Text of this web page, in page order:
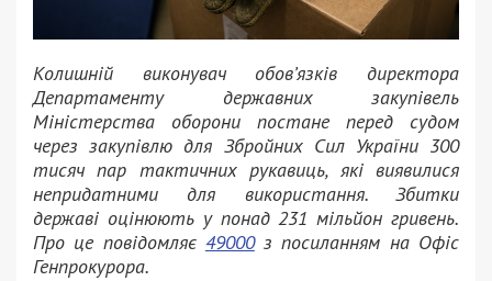
Колишній виконувач обов’язків директора
Департаменту державних закупівель
Міністерства оборони постане перед судом
через закупівлю для Збройних Сил України 300
тисяч пар тактичних рукавиць, які виявилися
непридатними для використання. Збитки
державі оцінюють у понад 231 мільйон гривень.
Про це повідомляє 49000з посиланням на Офіс
Генпрокурора.